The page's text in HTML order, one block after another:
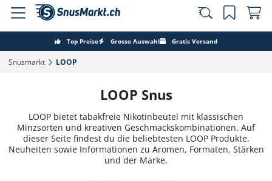
Top Preise Grosse Auswahl Gratis Versand
Snusmarkt‎ LOOP‎
LOOP Snus
LOOP bietet tabakfreie Nikotinbeutel mit klassischen
Minzsorten und kreativen Geschmackskombinationen. Auf
dieser Seite findest du die beliebtesten LOOP Produkte,
Neuheiten sowie Informationen zu Aromen, Formaten, Stärken
und der Marke.